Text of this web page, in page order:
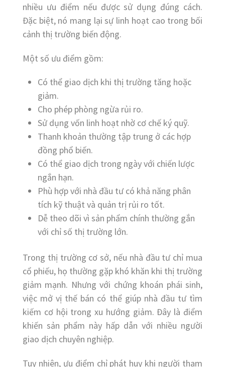
nhiều ưu điểm nếu được sử dụng đúng cách.
Đặc biệt, nó mang lại sự linh hoạt cao trong bối
cảnh thị trường biến động.
Một số ưu điểm gồm:
Có thể giao dịch khi thị trường tăng hoặc
giảm.
Cho phép phòng ngừa rủi ro.
Sử dụng vốn linh hoạt nhờ cơ chế ký quỹ.
Thanh khoản thường tập trung ở các hợp
đồng phổ biến.
Có thể giao dịch trong ngày với chiến lược
ngắn hạn.
Phù hợp với nhà đầu tư có khả năng phân
tích kỹ thuật và quản trị rủi ro tốt.
Dễ theo dõi vì sản phẩm chính thường gắn
với chỉ số thị trường lớn.
Trong thị trường cơ sở, nếu nhà đầu tư chỉ mua
cổ phiếu, họ thường gặp khó khăn khi thị trường
giảm mạnh. Nhưng với chứng khoán phái sinh,
việc mở vị thế bán có thể giúp nhà đầu tư tìm
kiếm cơ hội trong xu hướng giảm. Đây là điểm
khiến sản phẩm này hấp dẫn với nhiều người
giao dịch chuyên nghiệp.
Tuy nhiên, ưu điểm chỉ phát huy khi người tham